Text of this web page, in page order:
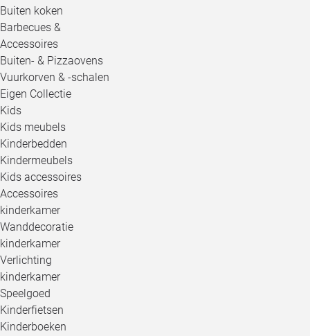
Buiten koken
Barbecues &
Accessoires
Buiten- & Pizzaovens
Vuurkorven & -schalen
Eigen Collectie
Kids
Kids meubels
Kinderbedden
Kindermeubels
Kids accessoires
Accessoires
kinderkamer
Wanddecoratie
kinderkamer
Verlichting
kinderkamer
Speelgoed
Kinderfietsen
Kinderboeken